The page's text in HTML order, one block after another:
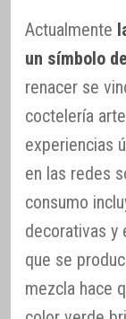
Actualmente
un símbolo
renacer se
coctelería
experiencias
en las redes
consumo
decorativas y
que se
mezcla hace